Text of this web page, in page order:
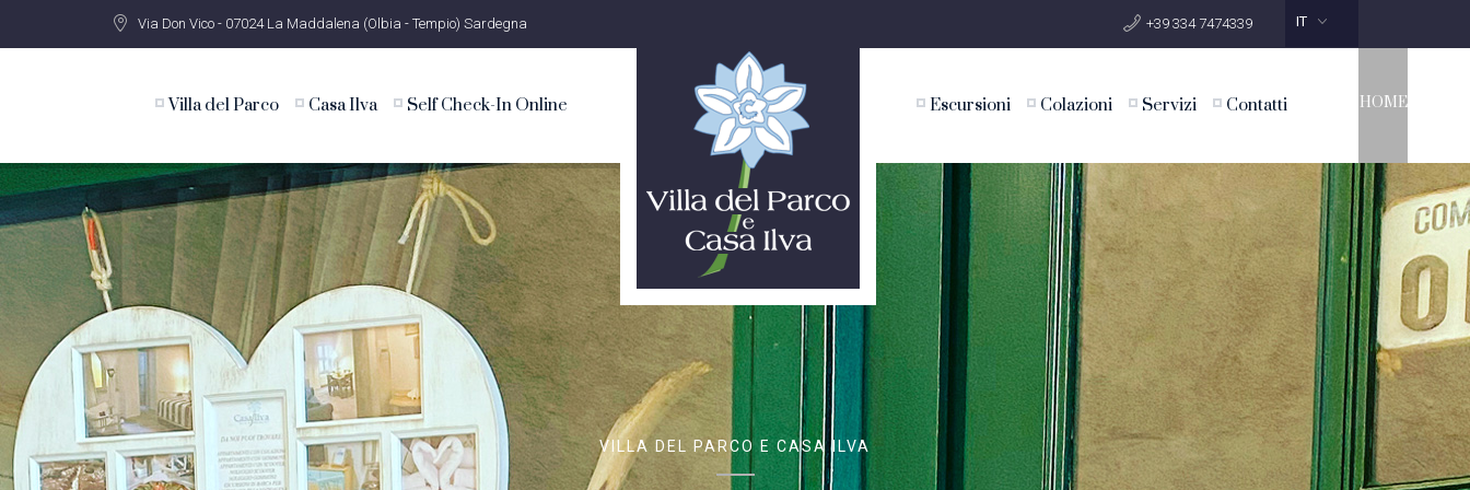
Via Don Vico - 07024 La Maddalena (Olbia - Tempio) Sardegna +39 334 7474339 IT
Villa del Parco Casa Ilva Self Check-In Online Escursioni Colazioni Servizi Contatti HOME
VILLA DEL PARCO E CASA ILVA